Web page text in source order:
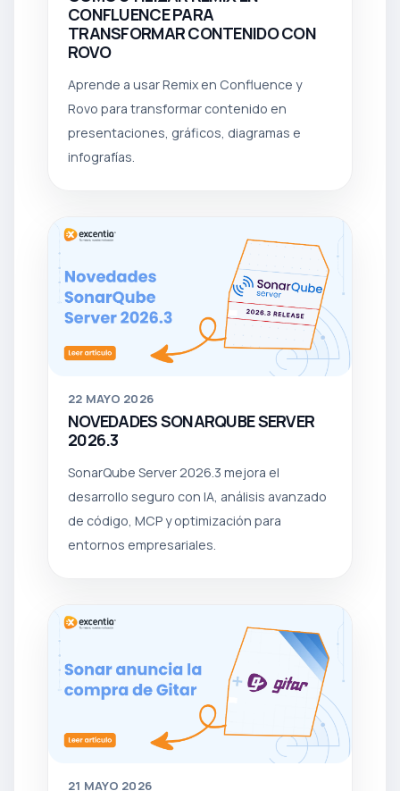
CONFLUENCE PARA
TRANSFORMAR CONTENIDO CON
ROVO
Aprende a usar Remix en Confluence y
Rovo para transformar contenido en
presentaciones, gráficos, diagramas e
infografías.
22 MAYO 2026
NOVEDADES SONARQUBE SERVER
2026.3
SonarQube Server 2026.3 mejora el
desarrollo seguro con IA, análisis avanzado
de código, MCP y optimización para
entornos empresariales.
21 MAYO 2026